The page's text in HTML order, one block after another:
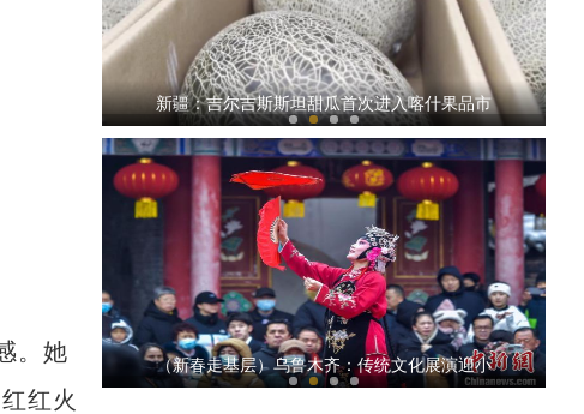
。她
红火
新疆：吉尔吉斯斯坦甜瓜首次进入喀什果品市
新疆：2024年首匹汗血宝马出生
（新春走基层）乌鲁木齐：传统文化展演迎小